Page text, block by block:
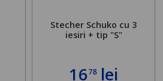
Stecher Schuko cu 3
iesiri + tip "S"
1678lei